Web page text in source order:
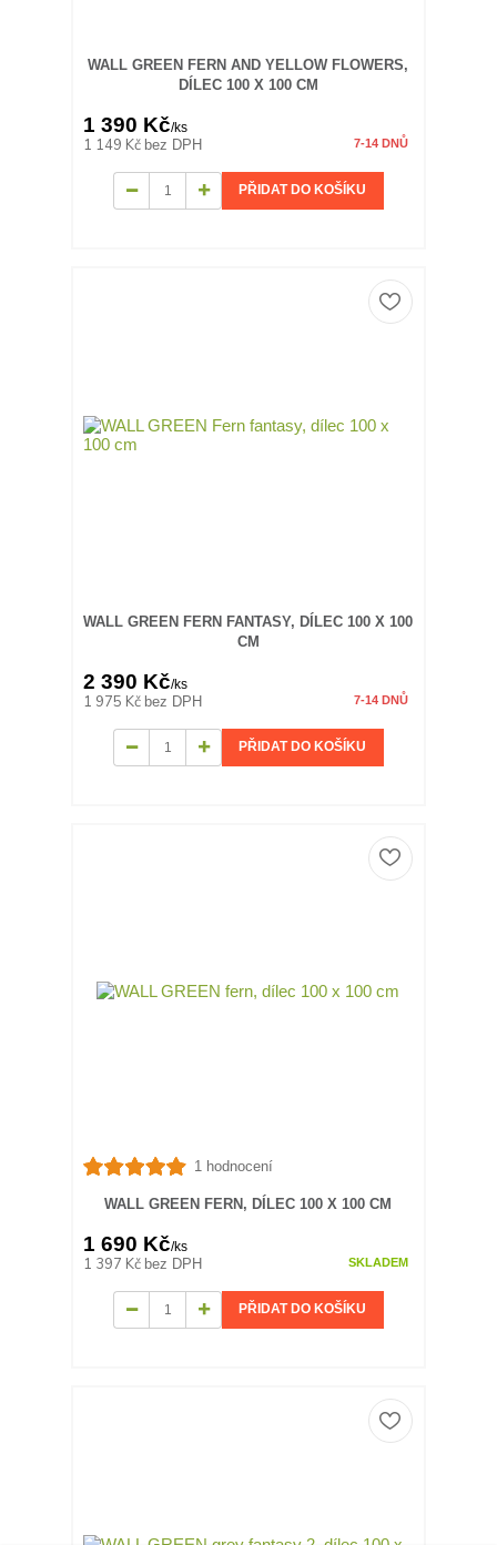
WALL GREEN FERN AND YELLOW FLOWERS,
DÍLEC 100 X 100 CM
1 390 Kč/ks
1 149 Kč bez DPH 7-14 DNŮ
PŘIDAT DO KOŠÍKU
WALL GREEN FERN FANTASY, DÍLEC 100 X 100
CM
2 390 Kč/ks
1 975 Kč bez DPH 7-14 DNŮ
PŘIDAT DO KOŠÍKU
1 hodnocení
WALL GREEN FERN, DÍLEC 100 X 100 CM
1 690 Kč/ks
1 397 Kč bez DPH SKLADEM
PŘIDAT DO KOŠÍKU